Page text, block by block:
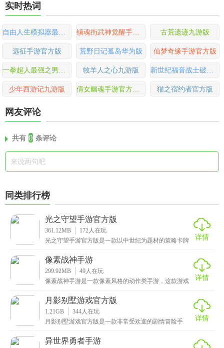
实时热词
自由人生模拟器最新版 镇魂街武神觉醒手游官方版 古荒遗迹九游版
远征手游官方版 荒野日记孤岛华为版 仙梦奇缘手游官方版
一拳超人最强之男福利版 牧羊人之心九游版 新世纪福音战士破晓变态版
少年西游记九游版 倩女幽魂手游官方正版 猫之宿约者官方版
网友评论
共有 0 条评论
同类排行榜
光之守望手游官方版
361.12MB 172人在玩
光之守望手游官方版是一款以中世纪为题材的策略卡牌
志同
详情
像素战神手游
299.92MB 49人在玩
像素战神手游是一款像素风格的动作类手游，这款游戏
界进
详情
月影别墅游戏官方版
1.21GB 344人在玩
月影别墅游戏官方版是一款非常受欢迎的剧情冒险手
立绘都
详情
异世界勇者手游